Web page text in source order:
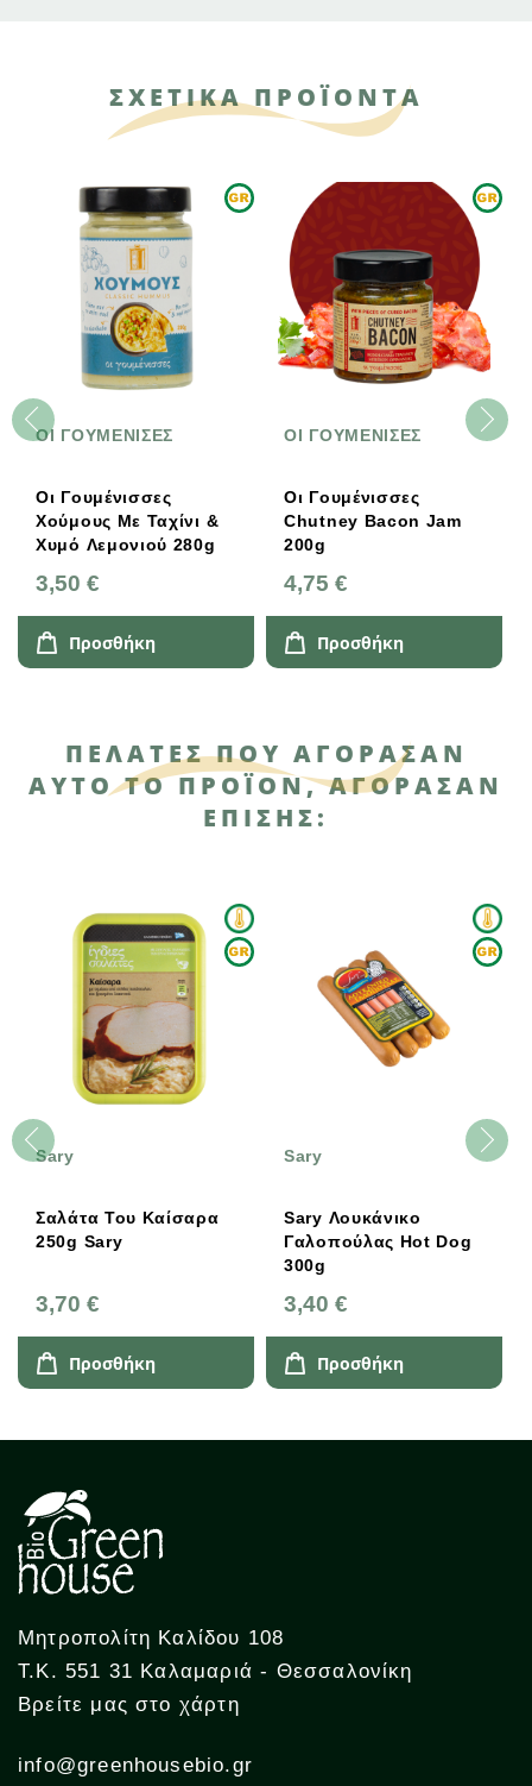
ΣΧΕΤΙΚΑ ΠΡΟΪΟΝΤΑ
ΟΙ ΓΟΥΜΕΝΙΣΕΣ
Οι Γουμένισσες
Χούμους Με Ταχίνι &
Χυμό Λεμονιού 280g
3,50 €
Προσθήκη
ΟΙ ΓΟΥΜΕΝΙΣΕΣ
Οι Γουμένισσες
Chutney Bacon Jam
200g
4,75 €
Προσθήκη
ΠΕΛΆΤΕΣ ΠΟΥ ΑΓΌΡΑΣΑΝ
ΑΥΤΌ ΤΟ ΠΡΟΪΌΝ, ΑΓΌΡΑΣΑΝ
ΕΠΊΣΗΣ:
Sary
Σαλάτα Του Καίσαρα
250g Sary
3,70 €
Προσθήκη
Sary
Sary Λουκάνικο
Γαλοπούλας Hot Dog
300g
3,40 €
Προσθήκη
Μητροπολίτη Καλίδου 108
Τ.Κ. 551 31 Καλαμαριά - Θεσσαλονίκη
Βρείτε μας στο χάρτη
info@greenhousebio.gr